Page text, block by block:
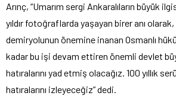
Arınç, “Umarım sergi Ankaralıların büyük
yıldır fotoğraflarda yaşayan birer anı
demiryolunun önemine inanan Osmanlı
kadar bu işi devam ettiren önemli devlet
hatıralarını yad etmiş olacağız. 100 yıllık
hatıralarını izleyeceğiz” dedi.